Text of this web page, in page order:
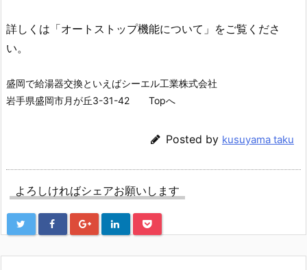
詳しくは「オートストップ機能について」をご覧くださ
い。
盛岡で給湯器交換といえばシーエル工業株式会社
岩手県盛岡市月が丘3-31-42 Topへ
Posted by kusuyama taku
よろしければシェアお願いします